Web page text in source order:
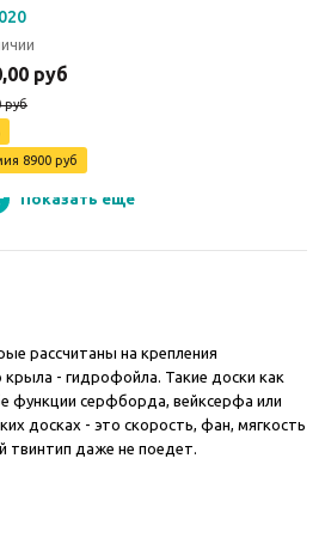
руб
руб
8900 руб
Показать еще
рассчитаны на крепления
крыла - гидрофойла. Такие доски как
функции серфборда, вейксерфа или
досках - это скорость, фан, мягкость
твинтип даже не поедет.